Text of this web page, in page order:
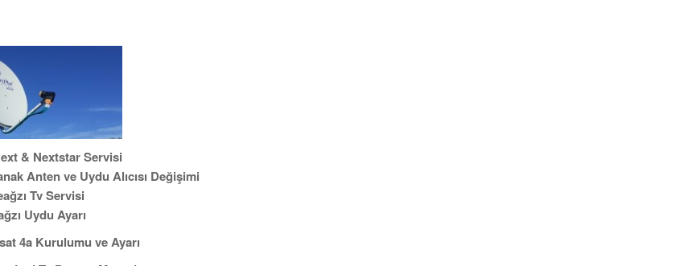
& Nextstar Servisi
Anten ve Uydu Alıcısı Değişimi
Tv Servisi
Uydu Ayarı
4a Kurulumu ve Ayarı